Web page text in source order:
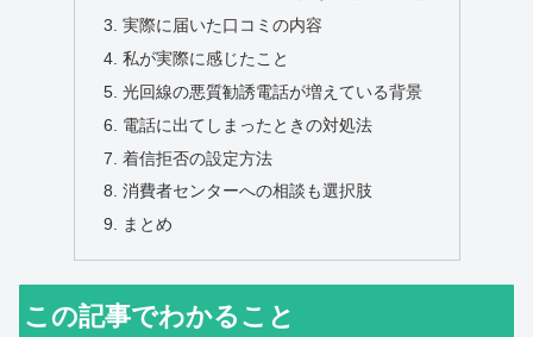
実際に届いた口コミの内容
私が実際に感じたこと
光回線の悪質勧誘電話が増えている背景
電話に出てしまったときの対処法
着信拒否の設定方法
消費者センターへの相談も選択肢
まとめ
この記事でわかること